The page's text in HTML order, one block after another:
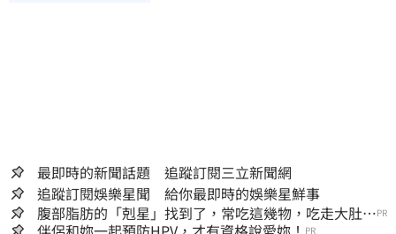
最即時的新聞話題 追蹤訂閱三立新聞網
追蹤訂閱娛樂星聞 給你最即時的娛樂星鮮事
腹部脂肪的「剋星」找到了，常吃這幾物，吃走大肚
PR
PR